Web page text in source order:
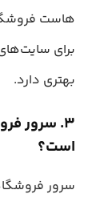
هاست
برای
بهتری دارد.
۳. سرور
است؟
سرور